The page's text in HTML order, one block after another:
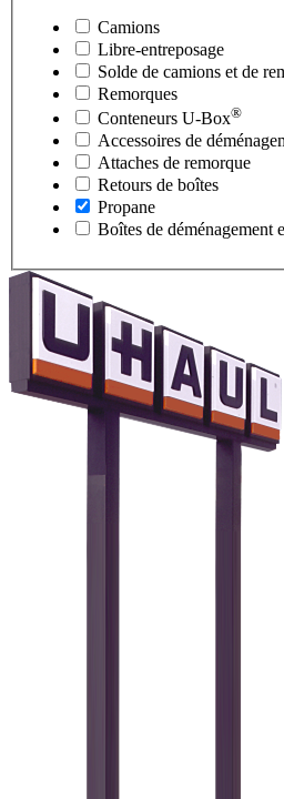
Camions
Libre-entreposage
Solde de camions et de
Remorques
Conteneurs U-Box®
Accessoires de
Attaches de remorque
Retours de boîtes
Propane
Boîtes de déménagement